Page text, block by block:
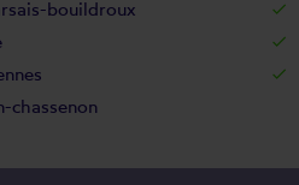
bouildroux
chassenon